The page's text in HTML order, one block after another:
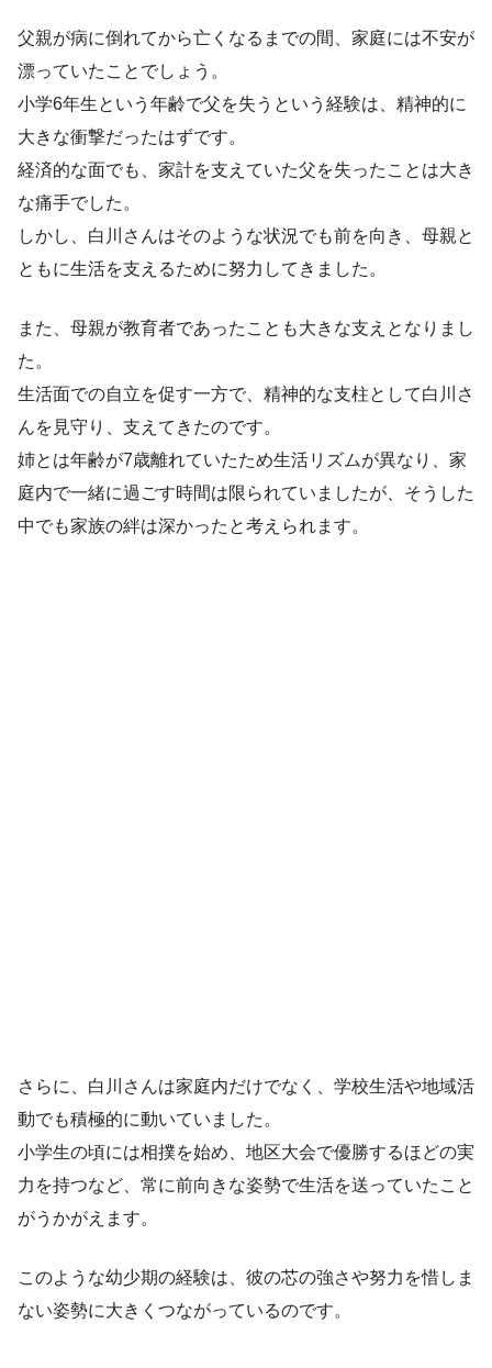
父親が病に倒れてから亡くなるまでの間、家庭には不安が
漂っていたことでしょう。
小学6年生という年齢で父を失うという経験は、精神的に
大きな衝撃だったはずです。
経済的な面でも、家計を支えていた父を失ったことは大き
な痛手でした。
しかし、白川さんはそのような状況でも前を向き、母親と
ともに生活を支えるために努力してきました。
また、母親が教育者であったことも大きな支えとなりまし
た。
生活面での自立を促す一方で、精神的な支柱として白川さ
んを見守り、支えてきたのです。
姉とは年齢が7歳離れていたため生活リズムが異なり、家
庭内で一緒に過ごす時間は限られていましたが、そうした
中でも家族の絆は深かったと考えられます。
さらに、白川さんは家庭内だけでなく、学校生活や地域活
動でも積極的に動いていました。
小学生の頃には相撲を始め、地区大会で優勝するほどの実
力を持つなど、常に前向きな姿勢で生活を送っていたこと
がうかがえます。
このような幼少期の経験は、彼の芯の強さや努力を惜しま
ない姿勢に大きくつながっているのです。